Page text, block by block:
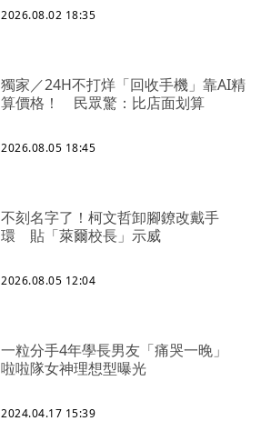
2026.08.02 18:35
獨家／24H不打烊「回收手機」靠AI精
算價格！ 民眾驚：比店面划算
2026.08.05 18:45
不刻名字了！柯文哲卸腳鐐改戴手
環 貼「萊爾校長」示威
2026.08.05 12:04
一粒分手4年學長男友「痛哭一晚」
啦啦隊女神理想型曝光
2024.04.17 15:39